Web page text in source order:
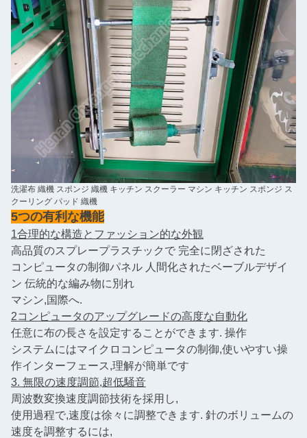
洗濯布 織機 スポンジ 織機 キッチン スクーラー マシン キッチン スポンジ ス
クーリング パッド 織機
5つの有利な機能
1合理的な構造とファッション的な外観
高品質のスプレープラスチックで 完全に閉ざされた
コンピュータの制御パネル 人間化されたベーブルデザイ
ン 伝統的な編み物に別れ
マシン,国際へ.
2コンピュータのアップグレードの高度な自動化
任意に布の長さを設定することができます. 操作
システムにはマイクロコンピュータの制御,使いやすい操
作インターフェース,理解が簡単です
3. 無限の速度調節,超低騒音
周波数変換速度調節技術を採用し,
使用過程で,速度は徐々に調整できます. 針のボリュームの
速度を調整するには,